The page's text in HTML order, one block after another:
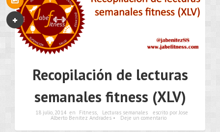
Recopilación de lecturas
semanales fitness (XLV)
18 julio, 2014 en Fitness Lecturas semanales escrito por Jose
Alberto Benítez Andrades • Deje un comentario